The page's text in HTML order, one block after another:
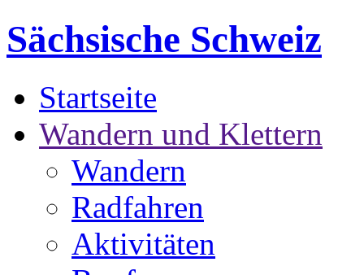
Sächsische Schweiz
Startseite
Wandern und Klettern
Wandern
Radfahren
Aktivitäten